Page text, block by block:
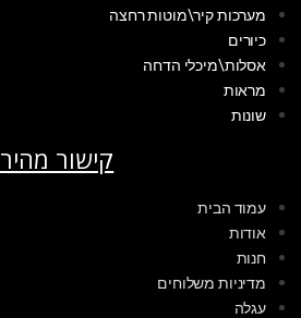
מערכות קיר\מוטות רחצה
כיורים
אסלות\מיכלי הדחה
מראות
שונות
קישור מהיר
עמוד הבית
אודות
חנות
מדיניות משלוחים
עגלה